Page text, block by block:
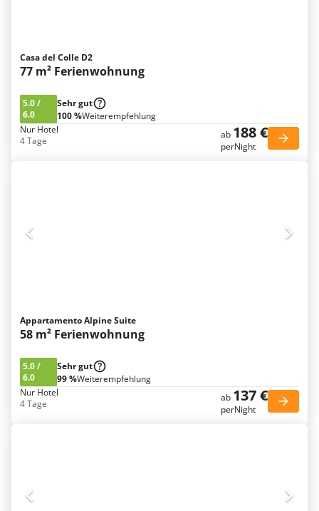
Casa del Colle D2
77 m² Ferienwohnung
5.0/
6.0
Sehr gut
100 %Weiterempfehlung
Nur Hotel
4 Tage
ab 188 €
perNight
Appartamento Alpine Suite
58 m² Ferienwohnung
5.0/
6.0
Sehr gut
99 %Weiterempfehlung
Nur Hotel
4 Tage
ab 137 €
perNight